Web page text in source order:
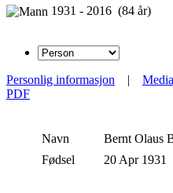
1931 - 2016 (84 år)
Personlig informasjon | Media
PDF
Navn Bernt Olaus
Fødsel
20 Apr 1931